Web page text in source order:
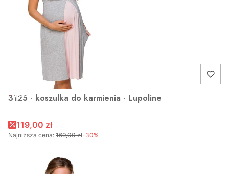
OKAZJA
3125 - koszulka do karmienia - Lupoline
119,00 zł
Najniższa cena: 169,00 zł-30%